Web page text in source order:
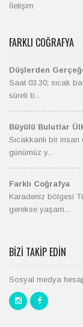
İletişim
FARKLI COĞRAFYA
Düşlerden
Saat 03.30; sıcak
süreli b...
Büyülü Bulutlar
Sıcakkanlı bir
günümüz y...
Farklı Coğrafya
Karadeniz bölgesi
gerekse yaşam...
BIZI TAKIP EDIN
Sosyal medya